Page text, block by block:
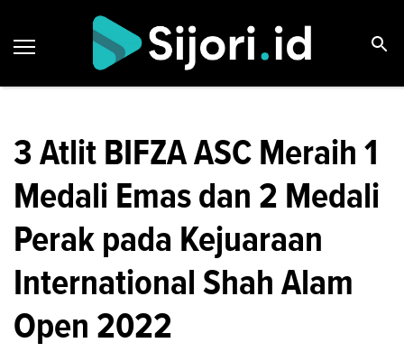
3 Atlit BIFZA ASC Meraih 1
Medali Emas dan 2 Medali
Perak pada Kejuaraan
International Shah Alam
Open 2022